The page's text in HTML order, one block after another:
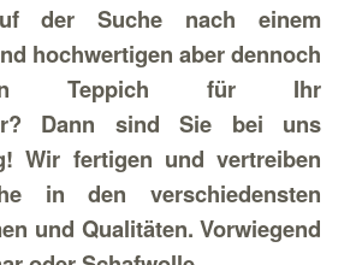
der Suche nach einem
hochwertigen aber dennoch
Teppich für Ihr
Dann sind Sie bei uns
Wir fertigen und vertreiben
in den verschiedensten
und Qualitäten. Vorwiegend